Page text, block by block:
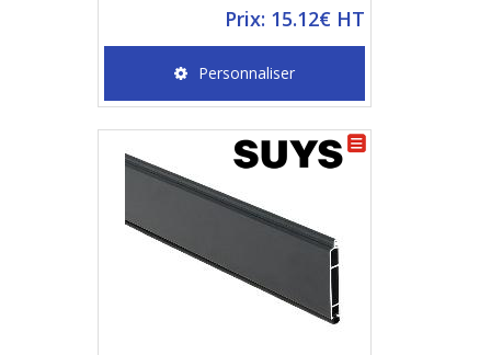
Prix: 15.12€ HT
Personnaliser